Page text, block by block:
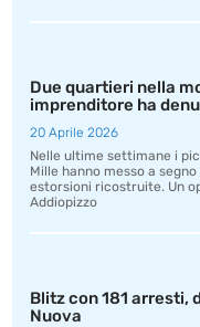
Due quartieri nella
imprenditore ha
20 Aprile 2026
Nelle ultime settimane i
Mille hanno messo a
estorsioni ricostruite. Un
Addiopizzo
Blitz con 181 arresti,
Nuova